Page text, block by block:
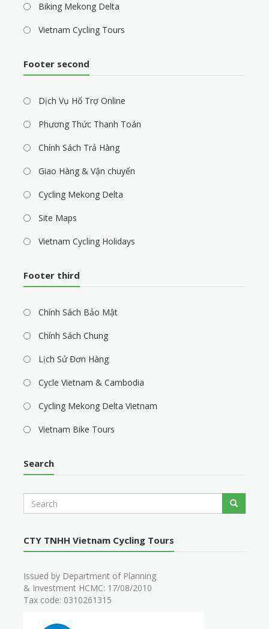
Biking Mekong Delta
Vietnam Cycling Tours
Footer second
Dịch Vụ Hổ Trợ Online
Phương Thức Thanh Toán
Chính Sách Trả Hàng
Giao Hàng & Vận chuyển
Cycling Mekong Delta
Site Maps
Vietnam Cycling Holidays
Footer third
Chính Sách Bảo Mật
Chính Sách Chung
Lịch Sử Đơn Hàng
Cycle Vietnam & Cambodia
Cycling Mekong Delta Vietnam
Vietnam Bike Tours
Search
e
c
Search
CTY TNHH Vietnam Cycling Tours
Issued by Department of Planning
& Investment HCMC: 17/08/2010
Tax code: 0310261315